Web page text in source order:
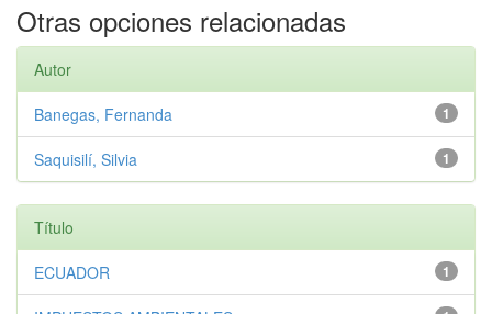
Otras opciones relacionadas
Autor
1
Banegas, Fernanda
1
Saquisilí, Silvia
Título
1
ECUADOR